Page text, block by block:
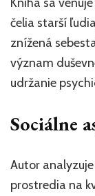
čelia starší
znížená
význam
udržanie
Sociálne
Autor
prostredia na